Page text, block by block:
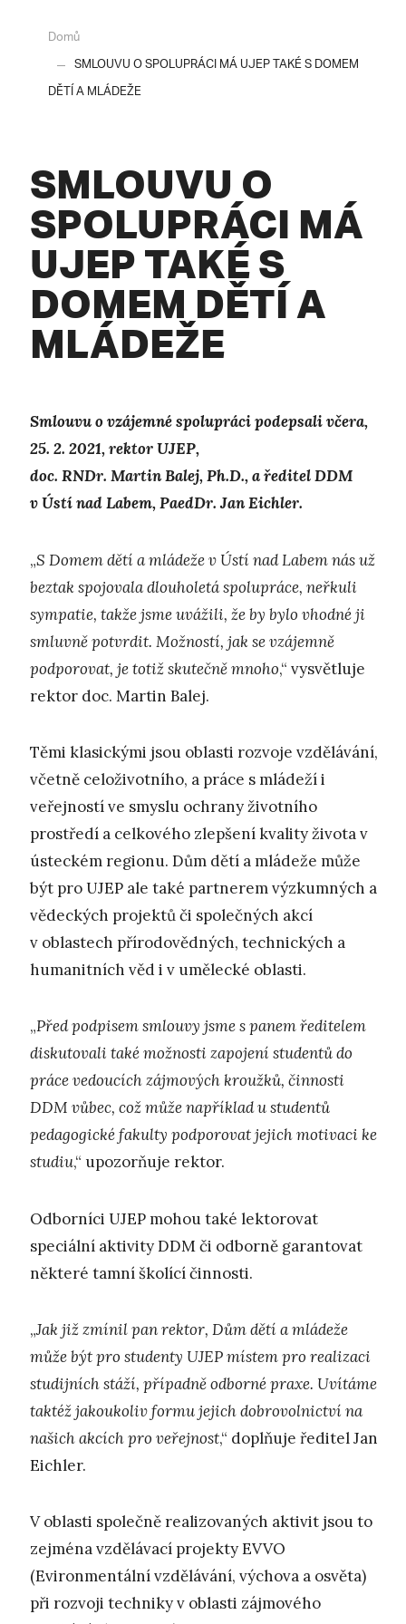
Domů
SMLOUVU O SPOLUPRÁCI MÁ UJEP TAKÉ S DOMEM
DĚTÍ A MLÁDEŽE
SMLOUVU O
SPOLUPRÁCI MÁ
UJEP TAKÉ S
DOMEM DĚTÍ A
MLÁDEŽE
Smlouvu o vzájemné spolupráci podepsali včera,
25. 2. 2021, rektor UJEP,
doc. RNDr. Martin Balej, Ph.D., a ředitel DDM
v Ústí nad Labem, PaedDr. Jan Eichler.
„S Domem dětí a mládeže v Ústí nad Labem nás už
beztak spojovala dlouholetá spolupráce, neřkuli
sympatie, takže jsme uvážili, že by bylo vhodné ji
smluvně potvrdit. Možností, jak se vzájemně
podporovat, je totiž skutečně mnoho,“ vysvětluje
rektor doc. Martin Balej.
Těmi klasickými jsou oblasti rozvoje vzdělávání,
včetně celoživotního, a práce s mládeží i
veřejností ve smyslu ochrany životního
prostředí a celkového zlepšení kvality života v
ústeckém regionu. Dům dětí a mládeže může
být pro UJEP ale také partnerem výzkumných a
vědeckých projektů či společných akcí
v oblastech přírodovědných, technických a
humanitních věd i v umělecké oblasti.
„Před podpisem smlouvy jsme s panem ředitelem
diskutovali také možnosti zapojení studentů do
práce vedoucích zájmových kroužků, činnosti
DDM vůbec, což může například u studentů
pedagogické fakulty podporovat jejich motivaci ke
studiu,“ upozorňuje rektor.
Odborníci UJEP mohou také lektorovat
speciální aktivity DDM či odborně garantovat
některé tamní školící činnosti.
„Jak již zmínil pan rektor, Dům dětí a mládeže
může být pro studenty UJEP místem pro realizaci
studijních stáží, případně odborné praxe. Uvítáme
taktéž jakoukoliv formu jejich dobrovolnictví na
našich akcích pro veřejnost,“ doplňuje ředitel Jan
Eichler.
V oblasti společně realizovaných aktivit jsou to
zejména vzdělávací projekty EVVO
(Evironmentální vzdělávání, výchova a osvěta)
při rozvoji techniky v oblasti zájmového